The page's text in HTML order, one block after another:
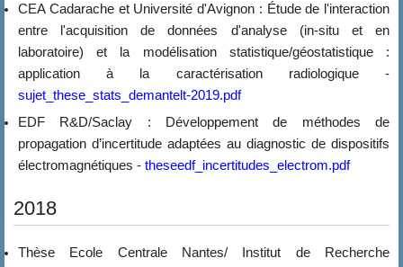
CEA Cadarache et Université d'Avignon : Étude de l'interaction
entre l'acquisition de données d'analyse (in-situ et en
laboratoire) et la modélisation statistique/géostatistique :
application à la caractérisation radiologique -
sujet_these_stats_demantelt-2019.pdf
EDF R&D/Saclay : Développement de méthodes de
propagation d’incertitude adaptées au diagnostic de dispositifs
électromagnétiques - theseedf_incertitudes_electrom.pdf
2018
Thèse Ecole Centrale Nantes/ Institut de Recherche